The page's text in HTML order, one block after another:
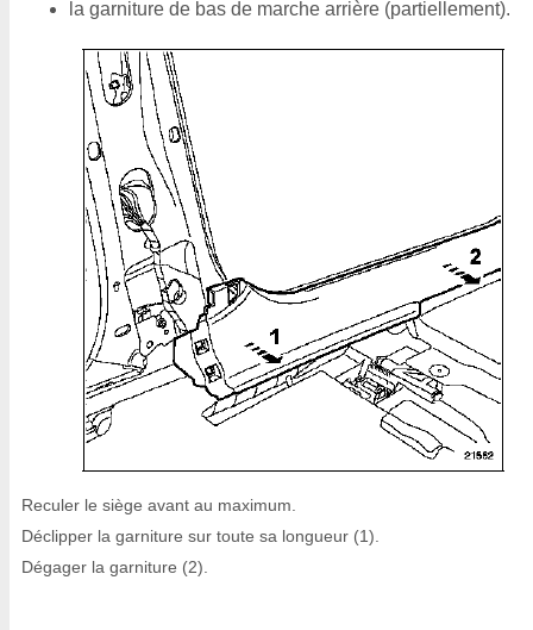
la garniture de bas de marche arrière (partiellement).
Reculer le siège avant au maximum.
Déclipper la garniture sur toute sa longueur (1).
Dégager la garniture (2).